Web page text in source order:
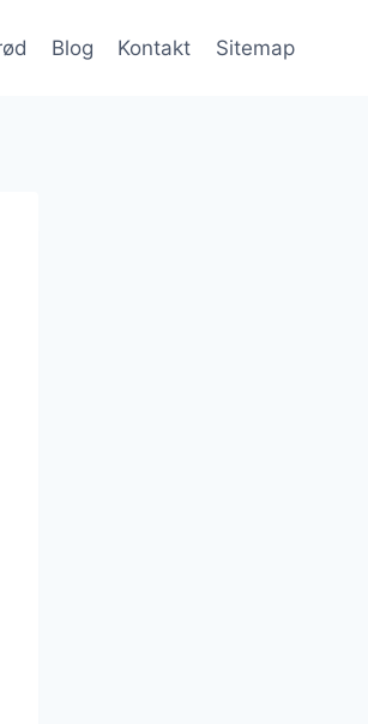
Blog Kontakt Sitemap